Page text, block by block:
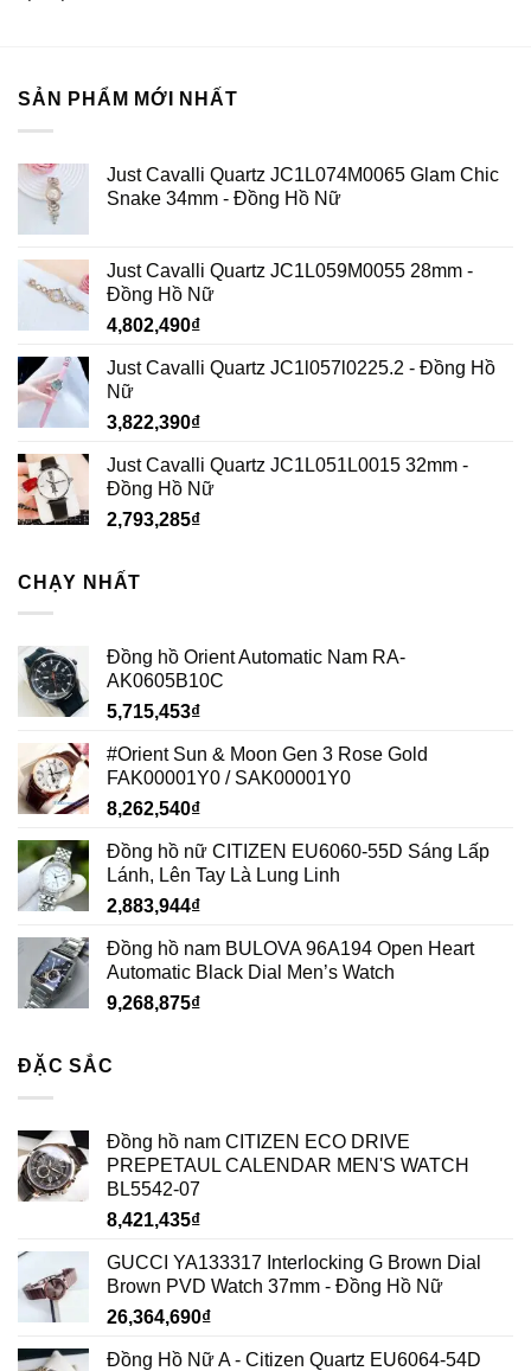
SẢN PHẨM MỚI NHẤT
Just Cavalli Quartz JC1L074M0065 Glam Chic
Snake 34mm - Đồng Hồ Nữ
Just Cavalli Quartz JC1L059M0055 28mm -
Đồng Hồ Nữ
4,802,490₫
Just Cavalli Quartz JC1l057l0225.2 - Đồng Hồ
Nữ
3,822,390₫
Just Cavalli Quartz JC1L051L0015 32mm -
Đồng Hồ Nữ
2,793,285₫
CHẠY NHẤT
Đồng hồ Orient Automatic Nam RA-
AK0605B10C
5,715,453₫
#Orient Sun & Moon Gen 3 Rose Gold
FAK00001Y0 / SAK00001Y0
8,262,540₫
Đồng hồ nữ CITIZEN EU6060-55D Sáng Lấp
Lánh, Lên Tay Là Lung Linh
2,883,944₫
Đồng hồ nam BULOVA 96A194 Open Heart
Automatic Black Dial Men’s Watch
9,268,875₫
ĐẶC SẮC
Đồng hồ nam CITIZEN ECO DRIVE
PREPETAUL CALENDAR MEN'S WATCH
BL5542-07
8,421,435₫
GUCCI YA133317 Interlocking G Brown Dial
Brown PVD Watch 37mm - Đồng Hồ Nữ
26,364,690₫
Đồng Hồ Nữ A - Citizen Quartz EU6064-54D